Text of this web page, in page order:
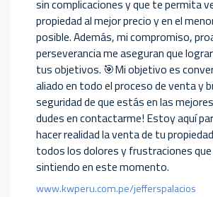
sin complicaciones y que te permita
propiedad al mejor precio y en el
posible. Además, mi compromiso,
perseverancia me aseguran que
tus objetivos. 🎯Mi objetivo es
aliado en todo el proceso de venta y
seguridad de que estás en las
dudes en contactarme! Estoy aquí
hacer realidad la venta de tu
todos los dolores y frustraciones
sintiendo en este momento.
www.kwperu.com.pe/jefferspalacios